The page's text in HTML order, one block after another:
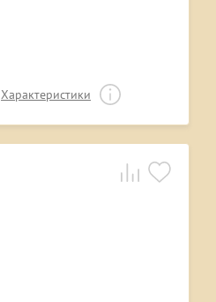
Характеристики